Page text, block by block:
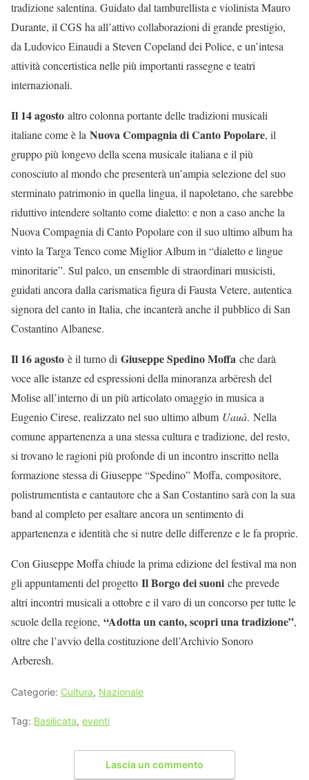
tradizione salentina. Guidato dal tamburellista e violinista Mauro
Durante, il CGS ha all’attivo collaborazioni di grande prestigio,
da Ludovico Einaudi a Steven Copeland dei Police, e un’intesa
attività concertistica nelle più importanti rassegne e teatri
internazionali.
Il 14 agosto altro colonna portante delle tradizioni musicali
italiane come è la Nuova Compagnia di Canto Popolare, il
gruppo più longevo della scena musicale italiana e il più
conosciuto al mondo che presenterà un’ampia selezione del suo
sterminato patrimonio in quella lingua, il napoletano, che sarebbe
riduttivo intendere soltanto come dialetto: e non a caso anche la
Nuova Compagnia di Canto Popolare con il suo ultimo album ha
vinto la Targa Tenco come Miglior Album in “dialetto e lingue
minoritarie”. Sul palco, un ensemble di straordinari musicisti,
guidati ancora dalla carismatica figura di Fausta Vetere, autentica
signora del canto in Italia, che incanterà anche il pubblico di San
Costantino Albanese.
Il 16 agosto è il turno di Giuseppe Spedino Moffa che darà
voce alle istanze ed espressioni della minoranza arbëresh del
Molise all’interno di un più articolato omaggio in musica a
Eugenio Cirese, realizzato nel suo ultimo album Uauà. Nella
comune appartenenza a una stessa cultura e tradizione, del resto,
si trovano le ragioni più profonde di un incontro inscritto nella
formazione stessa di Giuseppe “Spedino” Moffa, compositore,
polistrumentista e cantautore che a San Costantino sarà con la sua
band al completo per esaltare ancora un sentimento di
appartenenza e identità che si nutre delle differenze e le fa proprie.
Con Giuseppe Moffa chiude la prima edizione del festival ma non
gli appuntamenti del progetto Il Borgo dei suoni che prevede
altri incontri musicali a ottobre e il varo di un concorso per tutte le
scuole della regione, “Adotta un canto, scopri una tradizione”,
oltre che l’avvio della costituzione dell’Archivio Sonoro
Arberesh.
Categorie: Cultura, Nazionale
Tag: Basilicata, eventi
Lascia un commento